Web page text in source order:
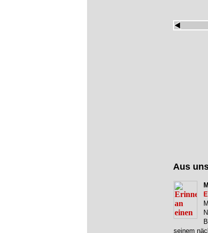
Aus
seinem